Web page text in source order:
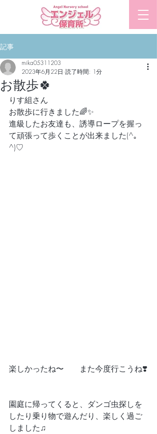
​エンジェル保育所
記事
お散歩🍀
mika05311203
2023年6月22日 読了時間: 1分
りす組さん
お散歩に行きました🌈✨
進級したお友達も、誘導ロープを握っ
て頑張って歩くことが出来ました(^｡
^)♡
楽しかったね〜　　また今度行こうね❣️
園庭に帰ってくると、ダンゴ虫探しを
したり乗り物で遊んだり、楽しく過ご
しました♫